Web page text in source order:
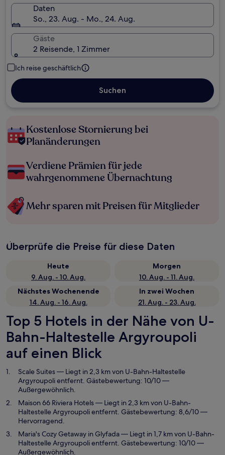
Daten
So., 23. Aug. - Mo., 24. Aug.
Gäste
2 Reisende, 1 Zimmer
Ich reise geschäftlich
Suchen
Kostenlose Stornierung bei
Planänderungen
Verdiene Prämien für jede
wahrgenommene Übernachtung
Mehr sparen mit Preisen für Mitglieder
Überprüfe die Preise für diese Daten
Heute
9. Aug. - 10. Aug.
Morgen
10. Aug. - 11. Aug.
Nächstes Wochenende
14. Aug. - 16. Aug.
In zwei Wochen
21. Aug. - 23. Aug.
Top 5 Hotels in der Nähe von U-
Bahn-Haltestelle Argyroupoli
auf einen Blick
Scale Suites— Liegt in 2,3 km von U-Bahn-Haltestelle
Argyroupoli entfernt. Gästebewertung: 10/10 —
Außergewöhnlich.
Maison 66 Riviera Hotels— Liegt in 2,3 km von U-Bahn-
Haltestelle Argyroupoli entfernt. Gästebewertung: 8,6/10 —
Hervorragend.
Maria's Cozy Getaway in Glyfada— Liegt in 1,7 km von U-Bahn-
Haltestelle Argyroupoli entfernt. Gästebewertung: 10/10 —
Außergewöhnlich.